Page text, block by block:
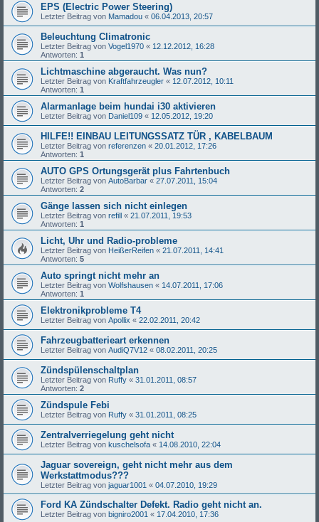
EPS (Electric Power Steering)
Letzter Beitrag von Mamadou « 06.04.2013, 20:57
Beleuchtung Climatronic
Letzter Beitrag von Vogel1970 « 12.12.2012, 16:28
Antworten: 1
Lichtmaschine abgeraucht. Was nun?
Letzter Beitrag von Kraftfahrzeugler « 12.07.2012, 10:11
Antworten: 1
Alarmanlage beim hundai i30 aktivieren
Letzter Beitrag von Daniel109 « 12.05.2012, 19:20
HILFE!! EINBAU LEITUNGSSATZ TÜR , KABELBAUM
Letzter Beitrag von referenzen « 20.01.2012, 17:26
Antworten: 1
AUTO GPS Ortungsgerät plus Fahrtenbuch
Letzter Beitrag von AutoBarbar « 27.07.2011, 15:04
Antworten: 2
Gänge lassen sich nicht einlegen
Letzter Beitrag von refill « 21.07.2011, 19:53
Antworten: 1
Licht, Uhr und Radio-probleme
Letzter Beitrag von HeißerReifen « 21.07.2011, 14:41
Antworten: 5
Auto springt nicht mehr an
Letzter Beitrag von Wolfshausen « 14.07.2011, 17:06
Antworten: 1
Elektronikprobleme T4
Letzter Beitrag von Apollix « 22.02.2011, 20:42
Fahrzeugbatterieart erkennen
Letzter Beitrag von AudiQ7V12 « 08.02.2011, 20:25
Zündspülenschaltplan
Letzter Beitrag von Ruffy « 31.01.2011, 08:57
Antworten: 2
Zündspule Febi
Letzter Beitrag von Ruffy « 31.01.2011, 08:25
Zentralverriegelung geht nicht
Letzter Beitrag von kuschelsofa « 14.08.2010, 22:04
Jaguar sovereign, geht nicht mehr aus dem
Werkstattmodus???
Letzter Beitrag von jaguar1001 « 04.07.2010, 19:29
Ford KA Zündschalter Defekt. Radio geht nicht an.
Letzter Beitrag von bigniro2001 « 17.04.2010, 17:36